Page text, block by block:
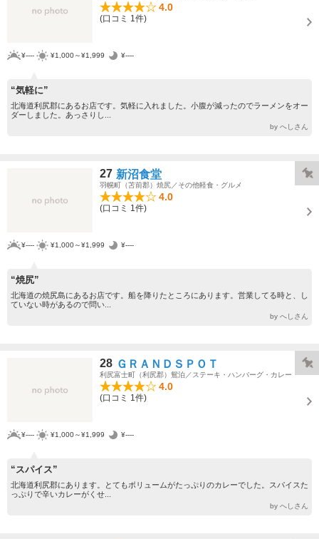
4.0
(口コミ 1件)
¥---- ¥1,000～¥1,999 ¥----
“気軽に”
北海道利尻郡にあるお店です。気軽に入れました。小腹が減ったのでラーメンをオー
ダーしました。あっさりし...
by へしさん
27 新沼食堂
羽幌町（苫前郡）焼尻／その他軽食・グルメ
4.0
(口コミ 1件)
¥---- ¥1,000～¥1,999 ¥----
“焼尻”
北海道の焼尻島にあるお店です。船を降りたところにあります。営業してる時と、し
ていない時があるので問い...
by へしさん
28 ＧＲＡＮＤＳＰＯＴ
利尻富士町（利尻郡）鴛泊／ステーキ・ハンバーグ・カレー
4.0
(口コミ 1件)
¥---- ¥1,000～¥1,999 ¥----
“スパイス”
北海道利尻郡にあります。とてもボリュームがたっぷりのカレーでした。スパイスた
っぷりで辛いカレーがくせ...
by へしさん